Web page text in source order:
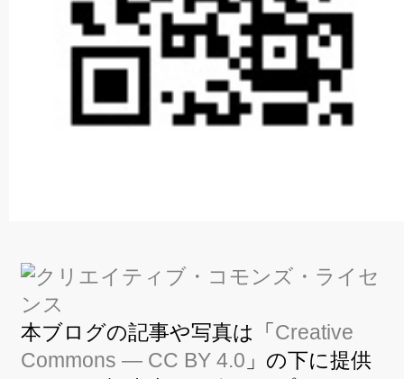
本ブログの記事や写真は「Creative
Commons — CC BY 4.0 」の下に提供